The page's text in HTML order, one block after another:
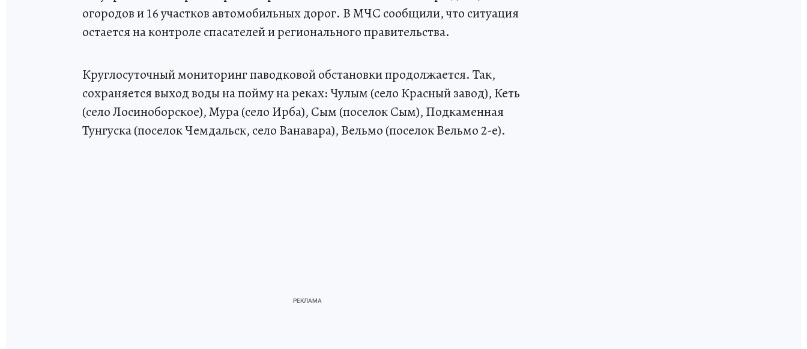
огородов и 16 участков автомобильных дорог. В МЧС сообщили, что ситуация
остается на контроле спасателей и регионального правительства.
Круглосуточный мониторинг паводковой обстановки продолжается. Так,
сохраняется выход воды на пойму на реках: Чулым (село Красный завод), Кеть
(село Лосиноборское), Мура (село Ирба), Сым (поселок Сым), Подкаменная
Тунгуска (поселок Чемдальск, село Ванавара), Вельмо (поселок Вельмо 2-е).